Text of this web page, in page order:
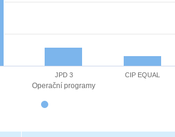
Operační programy
JPD 3 CIP EQUAL